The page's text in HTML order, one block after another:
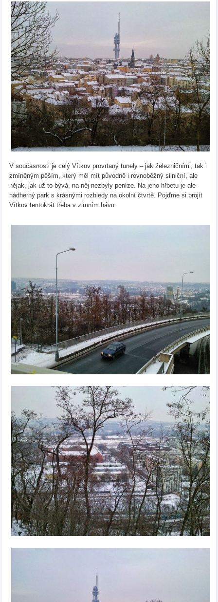
V současnosti je celý Vítkov provrtaný tunely – jak železničními, tak i
zmíněným pěším, který měl mít původně i rovnoběžný silniční, ale
nějak, jak už to bývá, na něj nezbyly peníze. Na jeho hřbetu je ale
nádherný park s krásnými rozhledy na okolní čtvrtě. Pojďme si projít
Vítkov tentokrát třeba v zimním hávu.